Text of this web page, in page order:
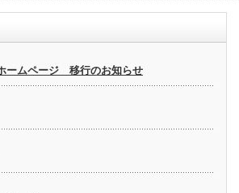
ームページ 移行のお知らせ